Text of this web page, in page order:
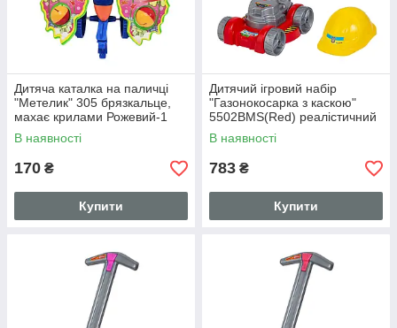
Дитяча каталка на паличці
"Метелик" 305 брязкальце,
махає крилами Рожевий-1
В наявності
170 ₴
Купити
Дитячий ігровий набір
"Газонокосарка з каскою"
5502BMS(Red) реалістичний
звук
В наявності
783 ₴
Купити